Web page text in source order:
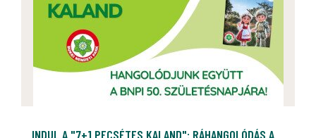
INDUL A "7+1 PECSÉTES KALAND": RÁHANGOLÓDÁS A